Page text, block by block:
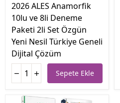
2026 ALES Anamorfik
10lu ve 8li Deneme
Paketi 2li Set Özgün
Yeni Nesil Türkiye Geneli
Dijital Çözüm
Sepete Ekle